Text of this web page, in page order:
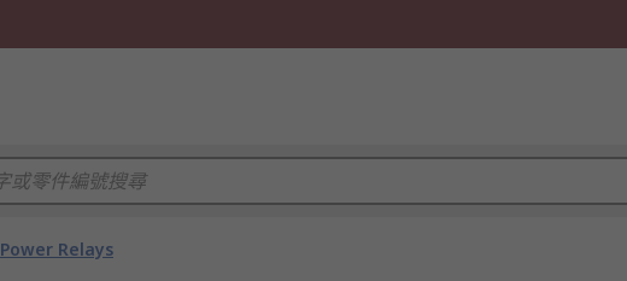
Power Relays